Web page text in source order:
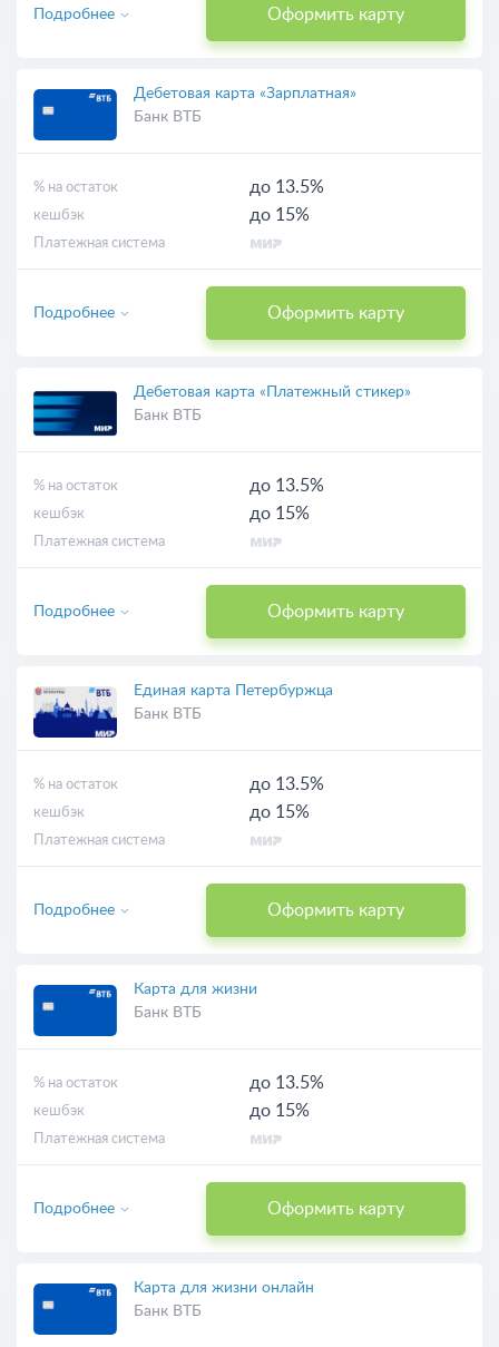
Оформить карту
Подробнее
Дебетовая карта «Зарплатная»
Банк ВТБ
% на остаток до 13.5%
кешбэк до 15%
Платежная система
Оформить карту
Подробнее
Дебетовая карта «Платежный стикер»
Банк ВТБ
% на остаток до 13.5%
кешбэк до 15%
Платежная система
Оформить карту
Подробнее
Единая карта Петербуржца
Банк ВТБ
% на остаток до 13.5%
кешбэк до 15%
Платежная система
Оформить карту
Подробнее
Карта для жизни
Банк ВТБ
% на остаток до 13.5%
кешбэк до 15%
Платежная система
Оформить карту
Подробнее
Карта для жизни онлайн
Банк ВТБ